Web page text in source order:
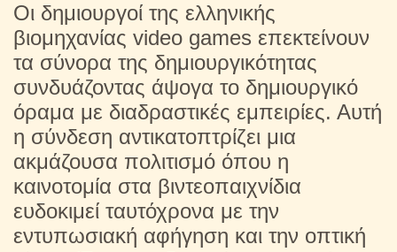
Οι δημιουργοί της ελληνικής
βιομηχανίας video games επεκτείνουν
τα σύνορα της δημιουργικότητας
συνδυάζοντας άψογα το δημιουργικό
όραμα με διαδραστικές εμπειρίες. Αυτή
η σύνδεση αντικατοπτρίζει μια
ακμάζουσα πολιτισμό όπου η
καινοτομία στα βιντεοπαιχνίδια
ευδοκιμεί ταυτόχρονα με την
εντυπωσιακή αφήγηση και την οπτική